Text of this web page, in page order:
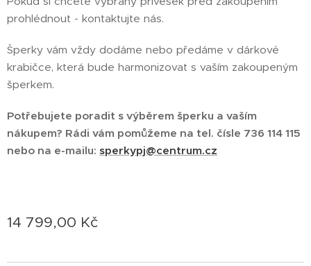
prohlédnout - kontaktujte nás.
Šperky vám vždy dodáme nebo předáme v dárkové
krabičce, která bude harmonizovat s vaším zakoupeným
šperkem.
Potřebujete poradit s výběrem šperku a vaším
nákupem? Rádi vám pomůžeme na tel. čísle 736 114 115
nebo na e-mailu: sperkypj@centrum.cz
14 799,00 Kč